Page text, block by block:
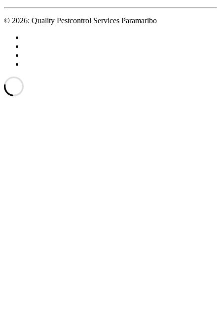
© 2026: Quality Pestcontrol Services Paramaribo